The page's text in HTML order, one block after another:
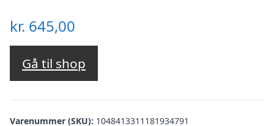
kr. 645,00
Gå til shop
Varenummer (SKU): 1048413311181934791